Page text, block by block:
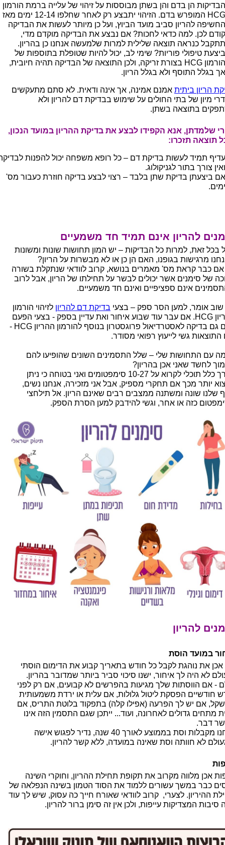
הבדיקות הן בדם והן בשתן מבוססות על זיהוי של עלייה ברמת הורמון
HCG המופרש בדם. הזיהוי יתבצע רק לאחר שחלפו 12-14 ימים מאז
החשיפה להריון סביב מועד הביוץ, ועל כן מיותר לעשות את הבדיקה
קודם לכן. למה כדאי לחכות? אם נבצע את הבדיקה מוקדם מדי,
תתקבל כנראה תוצאה שלילית למרות שלמעשה אנחנו כן בהריון.
ביצעת טיפולי פוריות? שימי לב, יכול להיות שטופלת בתוספות של
הורמון HCG בצורת זריקה, ולכן התוצאה של הבדיקה תהיה חיובית,
אך בגלל התוסף ולא בגלל הריון.
הריון ביתית אמנם אמינה, אך אינה ודאית. לא סתם מתעקשים
מיון של בתי החולים על שימוש בבדיקת דם להריון ולא
בתוצאה בשתן.
שלמדתן, אנא הקפידו לבצע את בדיקת ההריון במועד הנכון,
תוצאה תזכרו:
עדיף תמיד לעשות בדיקת דם – כל רופא משפחה יכול להפנות
ואין צורך בתור לגניקולוג.
אם ביצעתן בדיקת שתן בלבד – רצוי לבצע בדיקה חוזרת כעבור מס'
ימים.
להריון אינם תמיד חד משמעיים
בכל זאת, למרות כל הבדיקות – יש המון תחושות שונות ומשונות
מרגישות בגופנו, האם הן כן או לא מבשרות על הריון?
אם כבר קראת מס' מאמרים בנושא, קרוב לוודאי שנתקלת בשורה
של סימנים אשר יכולים לבשר על תחילתו של הריון, אבל לרוב
אינם ספציפיים ואינם חד משמעיים.
שוב אומר, למען הסר ספק – בצעי בדיקת דם להריון לזיהוי הורמון
ההריון HCG. אם עבר עוד שבוע איחור ואת עדיין בספק - בצעי הפעם
בדם גם בדיקה לאסטרדיאול פרוגסטרון בנוסף להורמון ההריון HCG -
התוצאות גשי לייעוץ רפואי מסודר.
עם התחושות שלי – שלל התסמינים השונים שהופיעו להם
לחשד שאני אכן בהריון?
בדרך כלל תוכלי לקרוא על 10-27 סימפטומים ואני בטוחה כי ניתן
יותר מכך אם תחקרי מספיק, אבל אני מזכירה, אנחנו נשים,
שלנו שונה ומשתנה ממצבים רבים שאינם הריון. אל תילחצי
כזה או אחר, וגשי להידבק למען הסרת הספק.
להריון
במועד הוסת
את נוהגת לקבל כל חודש בתאריך קבוע את הדימום הוסתי
לא היה לך איחור, ישנו סיכוי סביר ביותר שמדובר בהריון.
- אם הווסתות שלך מגיעות בהפרשים לא קבועים, אם רק לפני
חודשיים הפסקת ליטול גלולות, אם עלית או ירדת משמעותית
אם יש לך הפרעה (אפילו קלה) בתפקוד בלוטת התריס, אם
מתחים גדולים לאחרונה, ועוד... ייתכן שגם התסמין הזה אינו
דבר.
אנחנו מקבלות וסת בממוצע לאורך 40 שנה, נדיר לפגוש אישה
לא חוותה וסת שאינה במועדה, ללא קשר להריון.
אכן מלווה מקרוב את תקופת תחילת ההריון, וחוקרי השינה
כבר במשך עשורים ללמוד את הסוד הטמון בשינה הנפלאה של
ההיריון. לצערי, קרוב לוודאי שאורח חייך כה עסוק, שיש לך עוד
סיבות המצדיקות עייפות, ולכן אין זה סימן ברור להריון.